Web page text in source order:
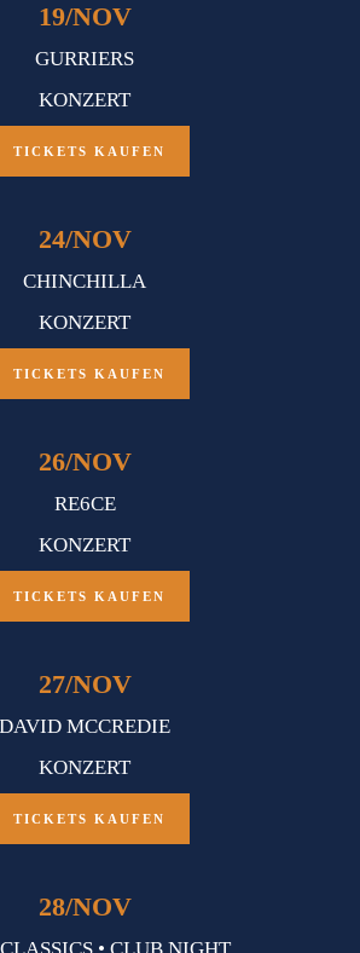
19/NOV
GURRIERS
KONZERT
TICKETS KAUFEN
24/NOV
CHINCHILLA
KONZERT
TICKETS KAUFEN
26/NOV
RE6CE
KONZERT
TICKETS KAUFEN
27/NOV
DAVID MCCREDIE
KONZERT
TICKETS KAUFEN
28/NOV